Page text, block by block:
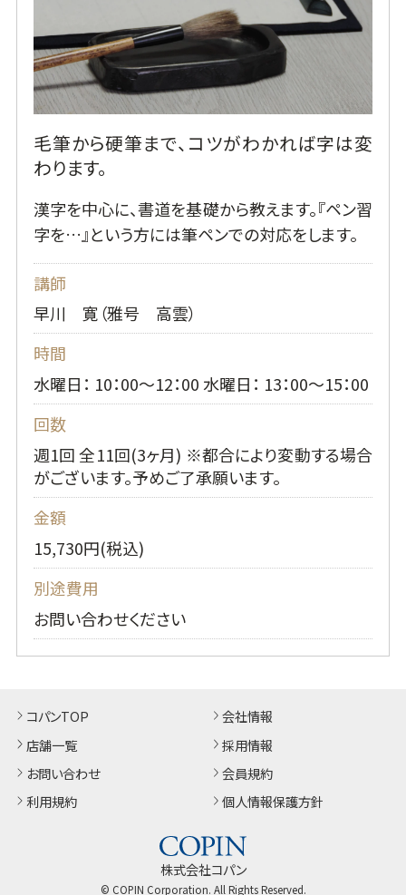
毛筆から硬筆まで、コツがわかれば字は変
わります。
漢字を中心に、書道を基礎から教えます。『ペン習
字を…』という方には筆ペンでの対応をします。
講師
早川 寛（雅号 高雲）
時間
水曜日： 10：00～12：00 水曜日： 13：00～15：00
回数
週1回 全11回(3ヶ月) ※都合により変動する場合
がございます。予めご了承願います。
金額
15,730円(税込)
別途費用
お問い合わせください
コパンTOP
店舗一覧
お問い合わせ
利用規約
会社情報
採用情報
会員規約
個人情報保護方針
株式会社コパン
© COPIN Corporation. All Rights Reserved.